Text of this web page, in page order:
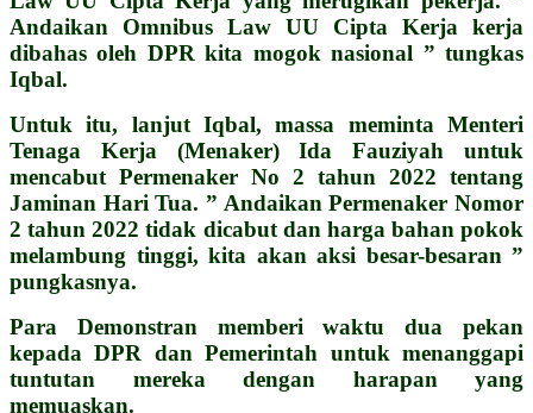
Andaikan Omnibus Law UU Cipta Kerja kerja
dibahas oleh DPR kita mogok nasional ” tungkas
Iqbal.
Untuk itu, lanjut Iqbal, massa meminta Menteri
Tenaga Kerja (Menaker) Ida Fauziyah untuk
mencabut Permenaker No 2 tahun 2022 tentang
Jaminan Hari Tua. ” Andaikan Permenaker Nomor
2 tahun 2022 tidak dicabut dan harga bahan pokok
melambung tinggi, kita akan aksi besar-besaran ”
pungkasnya.
Para Demonstran memberi waktu dua pekan
kepada DPR dan Pemerintah untuk menanggapi
tuntutan mereka dengan harapan yang
memuaskan.